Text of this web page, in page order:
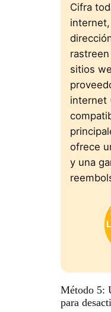
Cifra
sitios
internet
ofrece
y una
Método 5:
para